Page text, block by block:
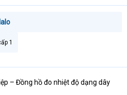
1
– Đồng hồ đo nhiệt độ dạng dây